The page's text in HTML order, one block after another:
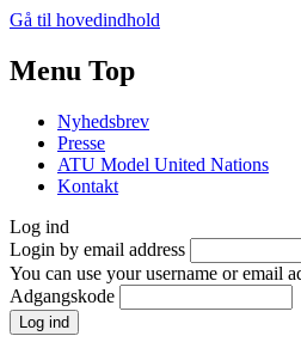
Gå til hovedindhold
Menu Top
Nyhedsbrev
Presse
ATU Model United Nations
Kontakt
Log ind
Login by email address
You can use your username or email
Adgangskode